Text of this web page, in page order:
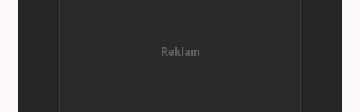
Yeni Şafak'ta kültür sanat, eğitim ve siyaset alanları